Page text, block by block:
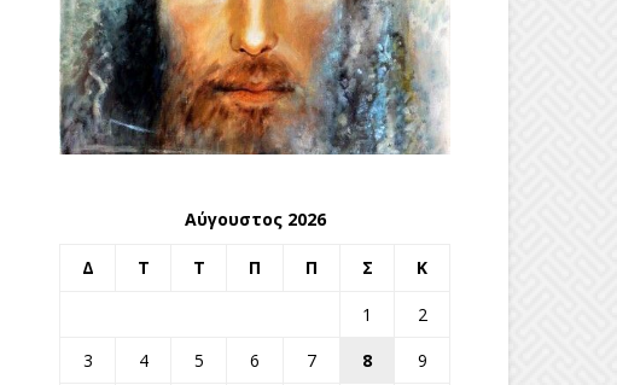
Αύγουστος 2026
Δ Τ Τ Π Π Σ Κ
1
2
3
4 5 6 7 8
9